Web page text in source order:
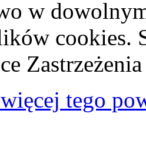
w
cookies.
tego